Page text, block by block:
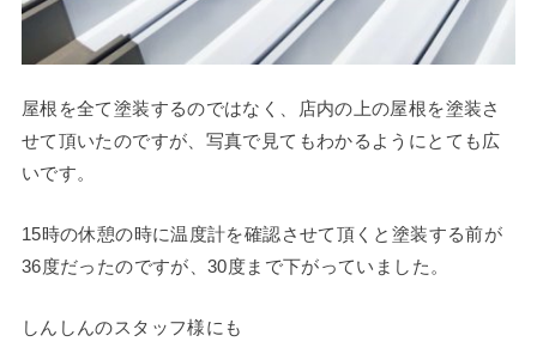
屋根を全て塗装するのではなく、店内の上の屋根を塗装さ
せて頂いたのですが、写真で見てもわかるようにとても広
いです。
15時の休憩の時に温度計を確認させて頂くと塗装する前が
36度だったのですが、30度まで下がっていました。
しんしんのスタッフ様にも